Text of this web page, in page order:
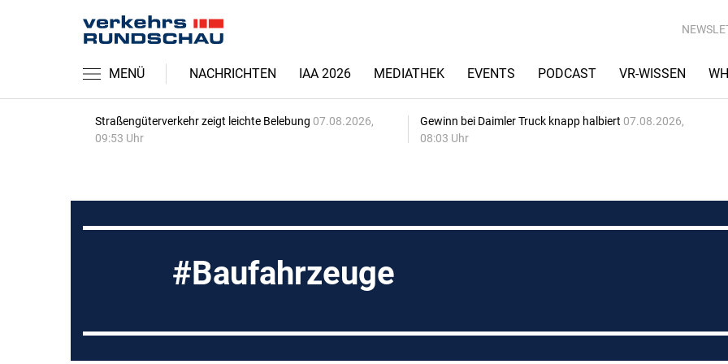
MENÜ NACHRICHTEN IAA 2026 MEDIATHEK EVENTS PODCAST VR-WISSEN
Straßengüterverkehr zeigt leichte Belebung 07.08.2026,
09:53 Uhr
Gewinn bei Daimler Truck knapp halbiert 07.08.2026,
08:03 Uhr
Baufahrzeuge